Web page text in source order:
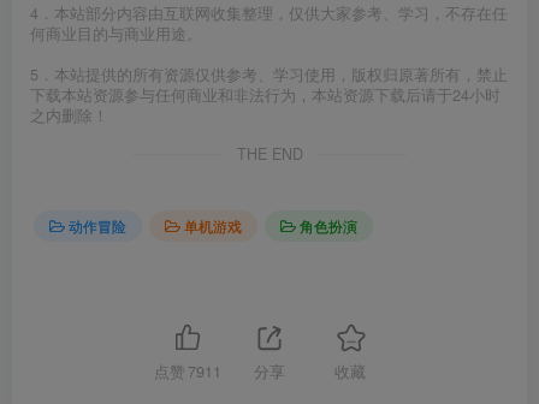
4．本站部分内容由互联网收集整理，仅供大家参考、学习，不存在任
何商业目的与商业用途。
5．本站提供的所有资源仅供参考、学习使用，版权归原著所有，禁止
下载本站资源参与任何商业和非法行为，本站资源下载后请于24小时
之内删除！
THE END
动作冒险 单机游戏 角色扮演
点赞 7911 分享 收藏